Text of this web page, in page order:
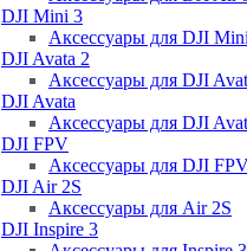
DJI Mini 3
Аксессуары для DJI
DJI Avata 2
Аксессуары для DJI
DJI Avata
Аксессуары для DJI
DJI FPV
Аксессуары для DJI
DJI Air 2S
Аксессуары для Air 2S
DJI Inspire 3